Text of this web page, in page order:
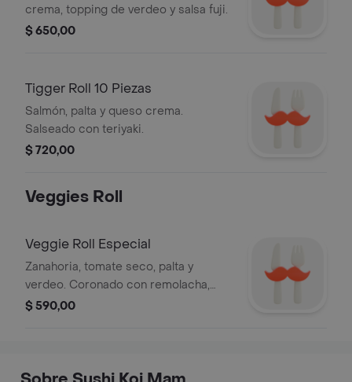
crema, topping de verdeo y salsa fuji.
$ 650,00
Tigger Roll 10 Piezas
Salmón, palta y queso crema.
Salseado con teriyaki.
$ 720,00
Veggies Roll
Veggie Roll Especial
Zanahoria, tomate seco, palta y
verdeo. Coronado con remolacha,
rúcula y zanahoria.
$ 590,00